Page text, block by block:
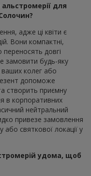
для
адже ці квіти є
Вони компактні,
довгі
замовити будь-яку
ваших колег або
допоможе
створить приємну
в корпоративних
нейтральний
привезе замовлення
святкової локації у
удома, щоб